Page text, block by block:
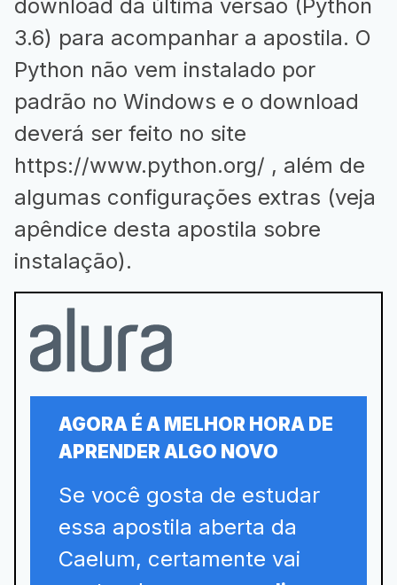
download da última versão (Python
3.6) para acompanhar a apostila. O
Python não vem instalado por
padrão no Windows e o download
deverá ser feito no site
https://www.python.org/ , além de
algumas configurações extras (veja
apêndice desta apostila sobre
instalação).
AGORA É A MELHOR HORA DE
APRENDER ALGO NOVO
Se você gosta de estudar
essa apostila aberta da
Caelum, certamente vai